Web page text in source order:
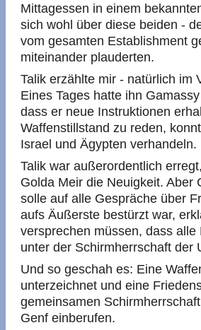
Mittagessen in einem
sich wohl über diese beiden -
vom gesamten Establishment
miteinander plauderten.
Talik erzählte mir - natürlich im
Eines Tages hatte ihn
dass er neue Instruktionen
Waffenstillstand zu reden,
Israel und Ägypten verhandeln.
Talik war außerordentlich
Golda Meir die Neuigkeit. Aber
solle auf alle Gespräche über
aufs Äußerste bestürzt war,
versprechen müssen, dass
unter der Schirmherrschaft der
Und so geschah es: Eine
unterzeichnet und eine
gemeinsamen
Genf einberufen.